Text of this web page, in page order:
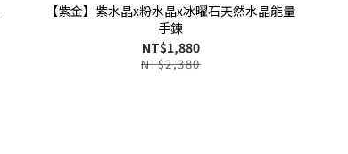
【紫金】紫水晶x粉水晶x冰曜石天然水晶能量
手鍊
NT$1,880
NT$2,380